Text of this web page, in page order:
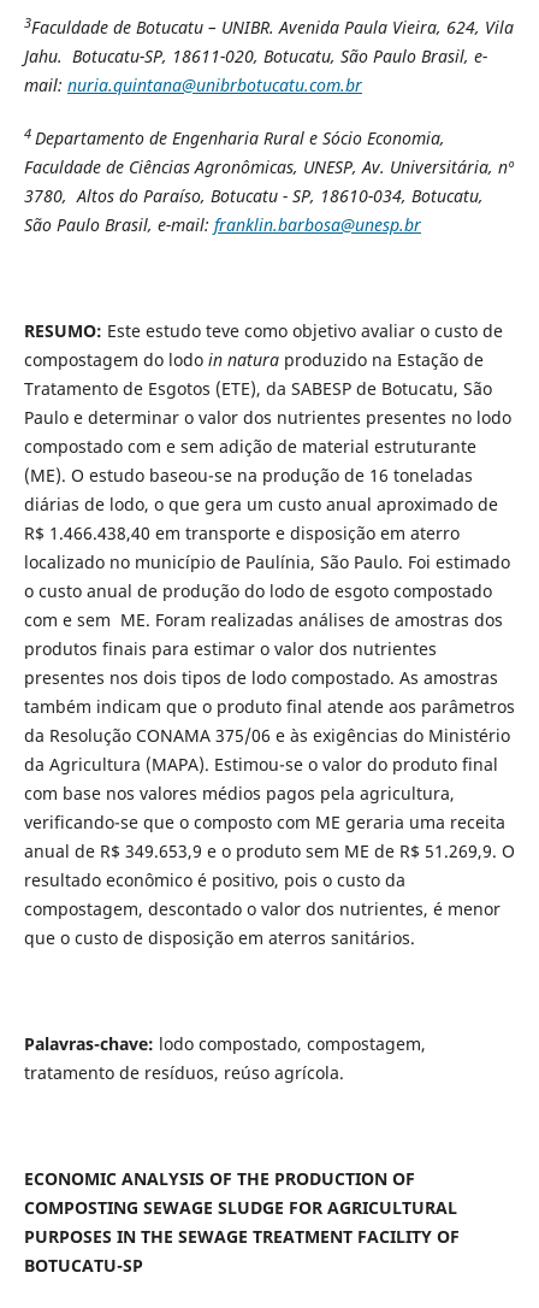
3Faculdade de Botucatu – UNIBR. Avenida Paula Vieira, 624, Vila
Jahu. Botucatu-SP, 18611-020, Botucatu, São Paulo Brasil, e-
mail: nuria.quintana@unibrbotucatu.com.br
4 Departamento de Engenharia Rural e Sócio Economia,
Faculdade de Ciências Agronômicas, UNESP, Av. Universitária, nº
3780, Altos do Paraíso, Botucatu - SP, 18610-034, Botucatu,
São Paulo Brasil, e-mail: franklin.barbosa@unesp.br
RESUMO: Este estudo teve como objetivo avaliar o custo de
compostagem do lodo in naturaproduzido na Estação de
Tratamento de Esgotos (ETE), da SABESP de Botucatu, São
Paulo e determinar o valor dos nutrientes presentes no lodo
compostado com e sem adição de material estruturante
(ME). O estudo baseou-se na produção de 16 toneladas
diárias de lodo, o que gera um custo anual aproximado de
R$ 1.466.438,40 em transporte e disposição em aterro
localizado no município de Paulínia, São Paulo. Foi estimado
o custo anual de produção do lodo de esgoto compostado
com e sem ME. Foram realizadas análises de amostras dos
produtos finais para estimar o valor dos nutrientes
presentes nos dois tipos de lodo compostado. As amostras
também indicam que o produto final atende aos parâmetros
da Resolução CONAMA 375/06 e às exigências do Ministério
da Agricultura (MAPA). Estimou-se o valor do produto final
com base nos valores médios pagos pela agricultura,
verificando-se que o composto com ME geraria uma receita
anual de R$ 349.653,9 e o produto sem ME de R$ 51.269,9. O
resultado econômico é positivo, pois o custo da
compostagem, descontado o valor dos nutrientes, é menor
que o custo de disposição em aterros sanitários.
Palavras-chave: lodo compostado, compostagem,
tratamento de resíduos, reúso agrícola.
ECONOMIC ANALYSIS OF THE PRODUCTION OF
COMPOSTING SEWAGE SLUDGE FOR AGRICULTURAL
PURPOSES IN THE SEWAGE TREATMENT FACILITY OF
BOTUCATU-SP